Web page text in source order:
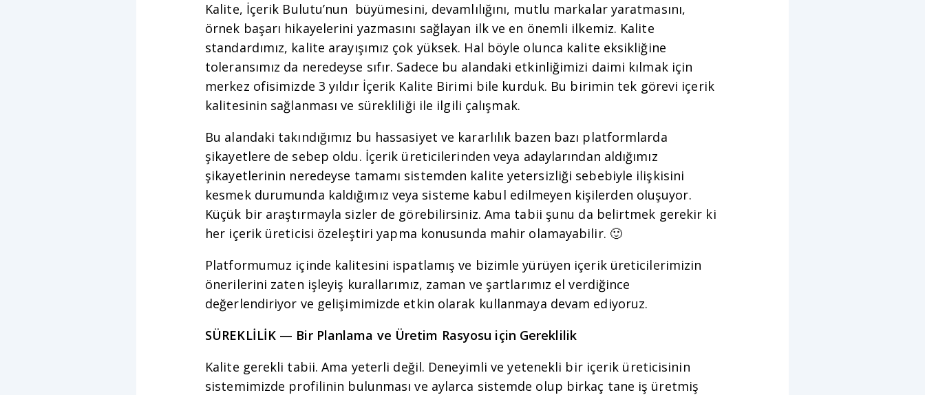
Kalite, İçerik Bulutu’nun büyümesini, devamlılığını, mutlu markalar yaratmasını,
örnek başarı hikayelerini yazmasını sağlayan ilk ve en önemli ilkemiz. Kalite
standardımız, kalite arayışımız çok yüksek. Hal böyle olunca kalite eksikliğine
toleransımız da neredeyse sıfır. Sadece bu alandaki etkinliğimizi daimi kılmak için
merkez ofisimizde 3 yıldır İçerik Kalite Birimi bile kurduk. Bu birimin tek görevi içerik
kalitesinin sağlanması ve sürekliliği ile ilgili çalışmak.
Bu alandaki takındığımız bu hassasiyet ve kararlılık bazen bazı platformlarda
şikayetlere de sebep oldu. İçerik üreticilerinden veya adaylarından aldığımız
şikayetlerinin neredeyse tamamı sistemden kalite yetersizliği sebebiyle ilişkisini
kesmek durumunda kaldığımız veya sisteme kabul edilmeyen kişilerden oluşuyor.
Küçük bir araştırmayla sizler de görebilirsiniz. Ama tabii şunu da belirtmek gerekir ki
her içerik üreticisi özeleştiri yapma konusunda mahir olamayabilir. 🙂
Platformumuz içinde kalitesini ispatlamış ve bizimle yürüyen içerik üreticilerimizin
önerilerini zaten işleyiş kurallarımız, zaman ve şartlarımız el verdiğince
değerlendiriyor ve gelişimimizde etkin olarak kullanmaya devam ediyoruz.
SÜREKLİLİK — Bir Planlama ve Üretim Rasyosu için Gereklilik
Kalite gerekli tabii. Ama yeterli değil. Deneyimli ve yetenekli bir içerik üreticisinin
sistemimizde profilinin bulunması ve aylarca sistemde olup birkaç tane iş üretmiş